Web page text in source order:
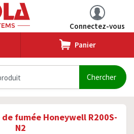
Connectez-vous
Panier
fumée Honeywell R200S-
N2